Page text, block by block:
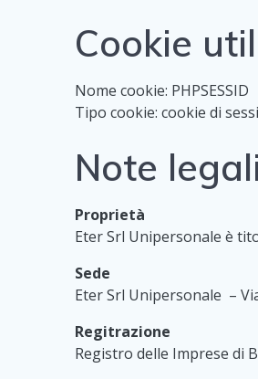
Cookie
Nome cookie: PHPSESSID
Tipo cookie: cookie di
Note legali
Proprietà
Eter Srl Unipersonale è
Sede
Eter Srl Unipersonale –
Regitrazione
Registro delle Imprese di